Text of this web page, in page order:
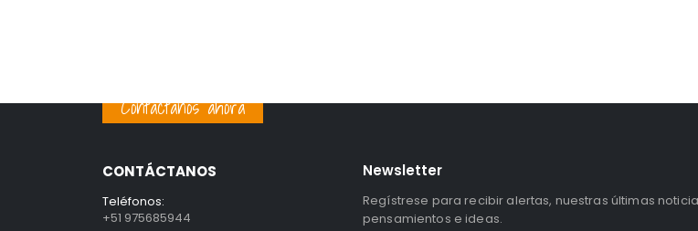
Contáctanos ahora
CONTÁCTANOS
Teléfonos:
+51 975685944
Newsletter
Regístrese para recibir alertas, nuestras últimas
pensamientos e ideas.